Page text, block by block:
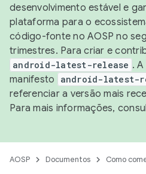
desenvolvimento estável e
plataforma para o
código-fonte no AOSP no
trimestres. Para criar e
android-latest-release .
manifesto
android-latest-
referenciar a versão mais
Para mais informações,
AOSP Documentos Como